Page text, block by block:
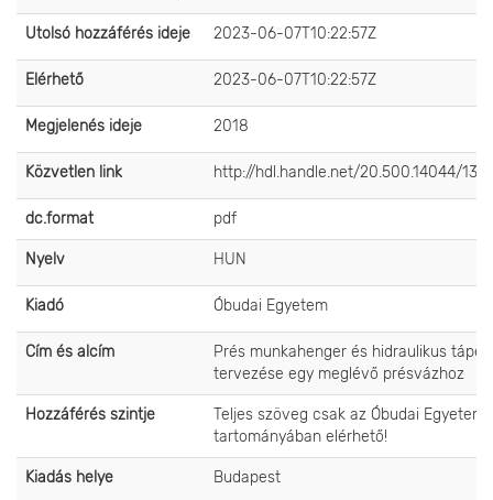
Utolsó hozzáférés ideje 2023-06-07T10:22:57Z
Elérhető 2023-06-07T10:22:57Z
Megjelenés ideje 2018
Közvetlen link http://hdl.handle.net/20.500.14044/
dc.format pdf
Nyelv HUN
Kiadó Óbudai Egyetem
Cím és alcím
Prés munkahenger és hidraulikus
tervezése egy meglévő présvázhoz
Hozzáférés szintje
Teljes szöveg csak az Óbudai Egyetem
tartományában elérhető!
Kiadás helye Budapest